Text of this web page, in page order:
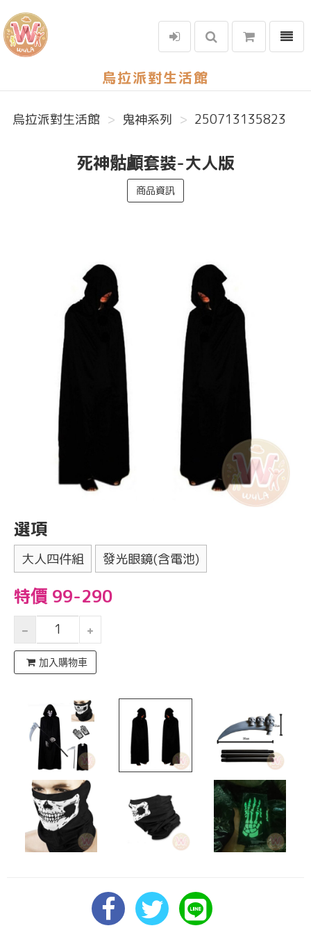
烏拉派對生活館
選單
烏拉派對生活館 鬼神系列 250713135823
死神骷顱套裝-大人版
商品資訊
選項
大人四件組 發光眼鏡(含電池)
特價 99-290
加入購物車